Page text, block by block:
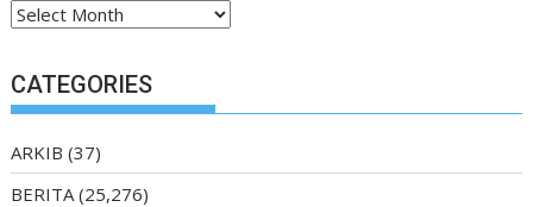
Archives
CATEGORIES
ARKIB (37)
BERITA (25,276)